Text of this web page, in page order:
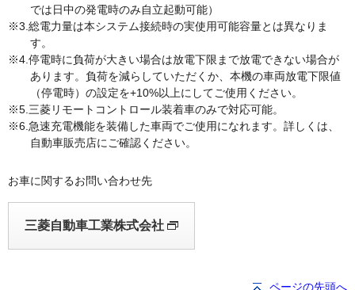
では日中の発電時のみ自立起動可能）
総電力量は本システム接続時の実使用可能容量とは異なりま
す。
停電時に負荷が大きい場合は放電下限まで放電できない場合が
あります。負荷を減らしていただくか、本機の車両放電下限値
（停電時）の設定を+10%以上にしてご使用ください。
三菱リモートコントロール装着車のみで対応可能。
急速充電機能を装備した車両でご使用になれます。詳しくは、
自動車販売店にご確認ください。
お車に関するお問い合わせ先
三菱自動車工業株式会社
ページの先頭へ